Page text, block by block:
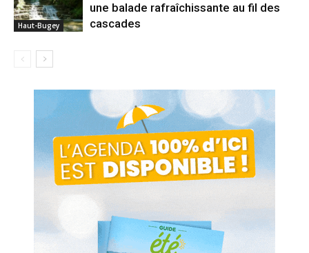
Haut-Bugey
une balade rafraîchissante au fil des
cascades